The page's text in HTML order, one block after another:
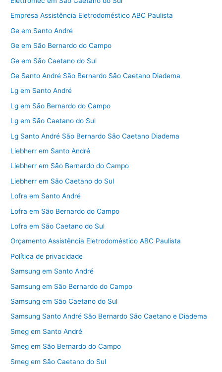
Empresa Assistência Eletrodoméstico ABC Paulista
Ge em Santo André
Ge em São Bernardo do Campo
Ge em São Caetano do Sul
Ge Santo André São Bernardo São Caetano Diadema
Lg em Santo André
Lg em São Bernardo do Campo
Lg em São Caetano do Sul
Lg Santo André São Bernardo São Caetano Diadema
Liebherr em Santo André
Liebherr em São Bernardo do Campo
Liebherr em São Caetano do Sul
Lofra em Santo André
Lofra em São Bernardo do Campo
Lofra em São Caetano do Sul
Orçamento Assistência Eletrodoméstico ABC Paulista
Política de privacidade
Samsung em Santo André
Samsung em São Bernardo do Campo
Samsung em São Caetano do Sul
Samsung Santo André São Bernardo São Caetano e Diadema
Smeg em Santo André
Smeg em São Bernardo do Campo
Smeg em São Caetano do Sul